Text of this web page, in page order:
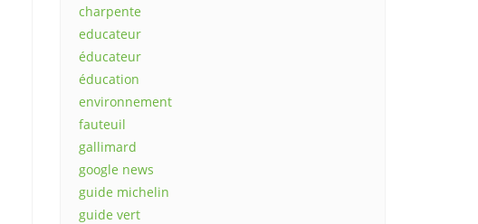
charpente
educateur
éducateur
éducation
environnement
fauteuil
gallimard
google news
guide michelin
guide vert